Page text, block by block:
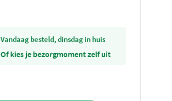
vandaag besteld, dinsdag in huis
Of kies je bezorgmoment zelf uit